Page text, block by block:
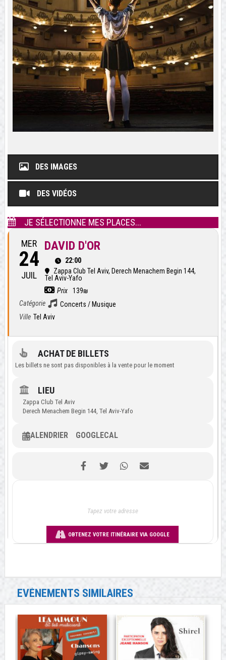
DES IMAGES
DES VIDÉOS
JE SÉLECTIONNE MES PLACES...
MER
24
JUIL
DAVID D'OR
22:00
Zappa Club Tel Aviv, Derech Menachem Begin 144,
Tel Aviv-Yafo
Prix
139₪
Catégorie
Concerts / Musique
Ville Tel Aviv
ACHAT DE BILLETS
Les billets ne sont pas disponibles à la vente pour le moment
LIEU
Zappa Club Tel Aviv
Derech Menachem Begin 144, Tel Aviv-Yafo
CALENDRIER GOOGLECAL
OBTENEZ VOTRE ITINÉRAIRE VIA GOOGLE
EVÉNEMENTS SIMILAIRES